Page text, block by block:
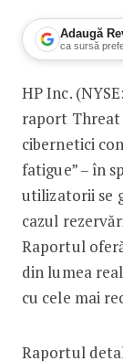
Adaugă
ca sursă
Fraudele
HP Inc.
raport Threat
cibernetici
fatigue” – în
utilizatorii se
cazul
Raportul
din lumea
cu cele mai
Raportul